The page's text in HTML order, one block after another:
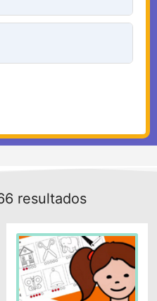
resultados